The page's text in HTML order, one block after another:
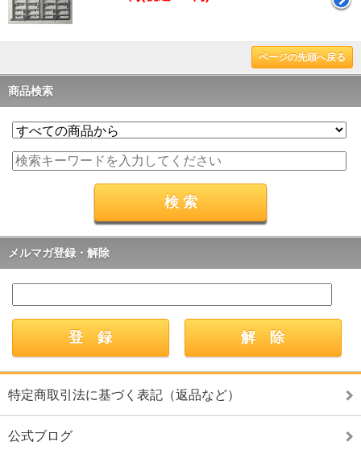
ページの先頭へ戻る
商品検索
メルマガ登録・解除
特定商取引法に基づく表記（返品など）
公式ブログ